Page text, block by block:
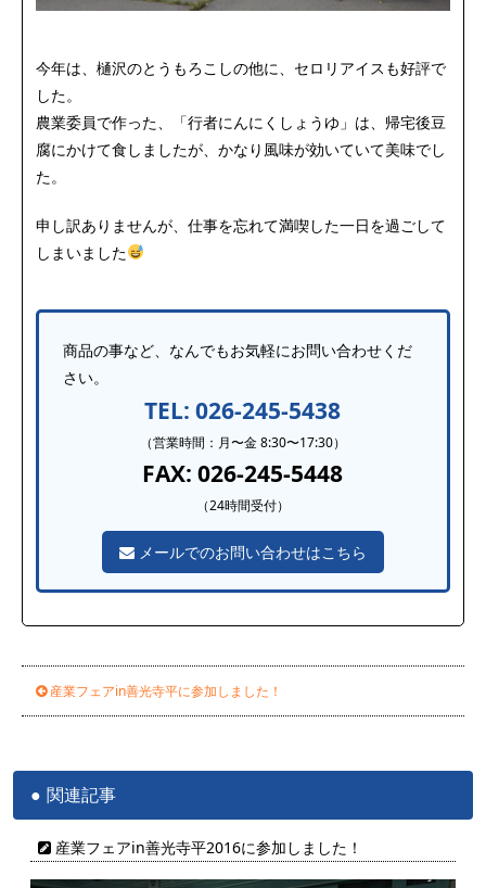
今年は、樋沢のとうもろこしの他に、セロリアイスも好評で
した。
農業委員で作った、「行者にんにくしょうゆ」は、帰宅後豆
腐にかけて食しましたが、かなり風味が効いていて美味でし
た。
申し訳ありませんが、仕事を忘れて満喫した一日を過ごして
しまいました
商品の事など、なんでもお気軽にお問い合わせくだ
さい。
TEL: 026-245-5438
（営業時間：月〜金 8:30〜17:30）
FAX: 026-245-5448
（24時間受付）
メールでのお問い合わせはこちら
産業フェアin善光寺平に参加しました！
関連記事
産業フェアin善光寺平2016に参加しました！